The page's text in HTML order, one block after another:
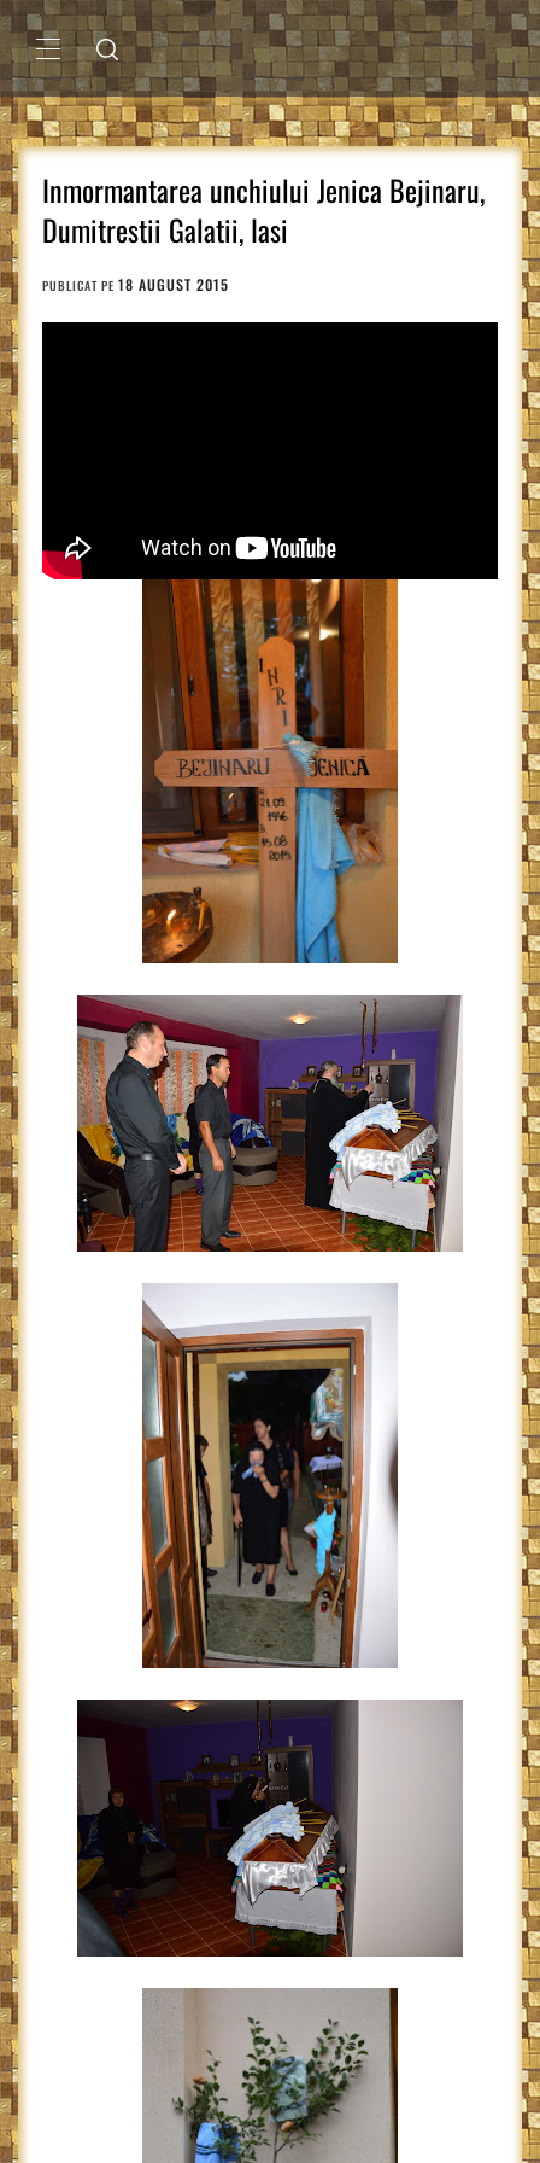
Sari
la
conținutMENIU
PRINCIPAL
Inmormantarea unchiului Jenica Bejinaru,
Dumitrestii Galatii, Iasi
PUBLICAT PE 18 AUGUST 2015